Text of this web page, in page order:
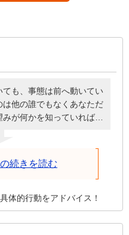
も、事態は前へ動いてい
は他の誰でもなくあなただ
が何かを知っていれば、
刻にならず明るく元気に
まくいきます。
続きを読む
体的行動をアドバイス！